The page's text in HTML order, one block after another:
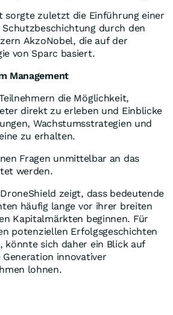
sorgte zuletzt die Einführung einer
durch den
AkzoNobel, die auf der
von Sparc basiert.
Management
die Möglichkeit,
direkt zu erleben und Einblicke
Wachstumsstrategien und
zu erhalten.
Fragen unmittelbar an das
werden.
zeigt, dass bedeutende
häufig lange vor ihrer breiten
Kapitalmärkten beginnen. Für
potenziellen Erfolgsgeschichten
könnte sich daher ein Blick auf
innovativer
lohnen.